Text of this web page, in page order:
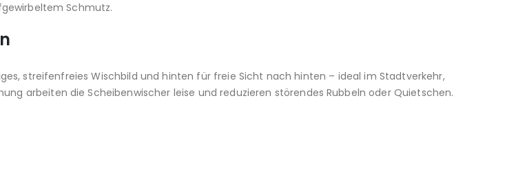
Schmutz.
streifenfreies Wischbild und hinten für freie Sicht nach hinten – ideal im Stadtverkehr,
arbeiten die Scheibenwischer leise und reduzieren störendes Rubbeln oder Quietschen.